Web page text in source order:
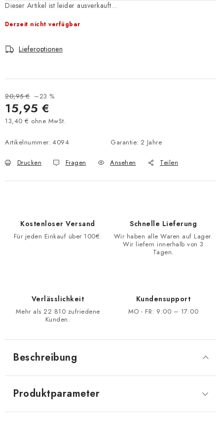
Dieser Artikel ist leider ausverkauft…
Derzeit nicht verfügbar
Lieferoptionen
20,95 € –23 %
15,95 €
13,40 € ohne MwSt.
Artikelnummer: 4094 Garantie: 2 Jahre
Drucken Fragen Ansehen Teilen
Kostenloser Versand
Für jeden Einkauf über 100€.
Schnelle Lieferung
Wir haben alle Waren auf Lager.
Wir liefern innerhalb von 3
Tagen.
Verlässlichkeit
Mehr als 22 810 zufriedene
Kunden.
Kundensupport
MO - FR: 9:00 – 17:00
Beschreibung
Produktparameter